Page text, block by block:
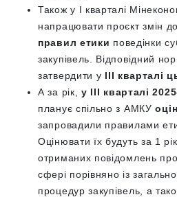
Також у І кварталі
напрацювати проєкт змін
правил етики поведінки
закупівель. Відповідний
затвердити у ІІІ кварталі
А за рік, у ІІІ кварталі
планує спільно з АМКУ
запровадили правилами
Оцінювати їх будуть за 1
отриманих повідомлень
сфері порівняно із
процедур закупівель, а